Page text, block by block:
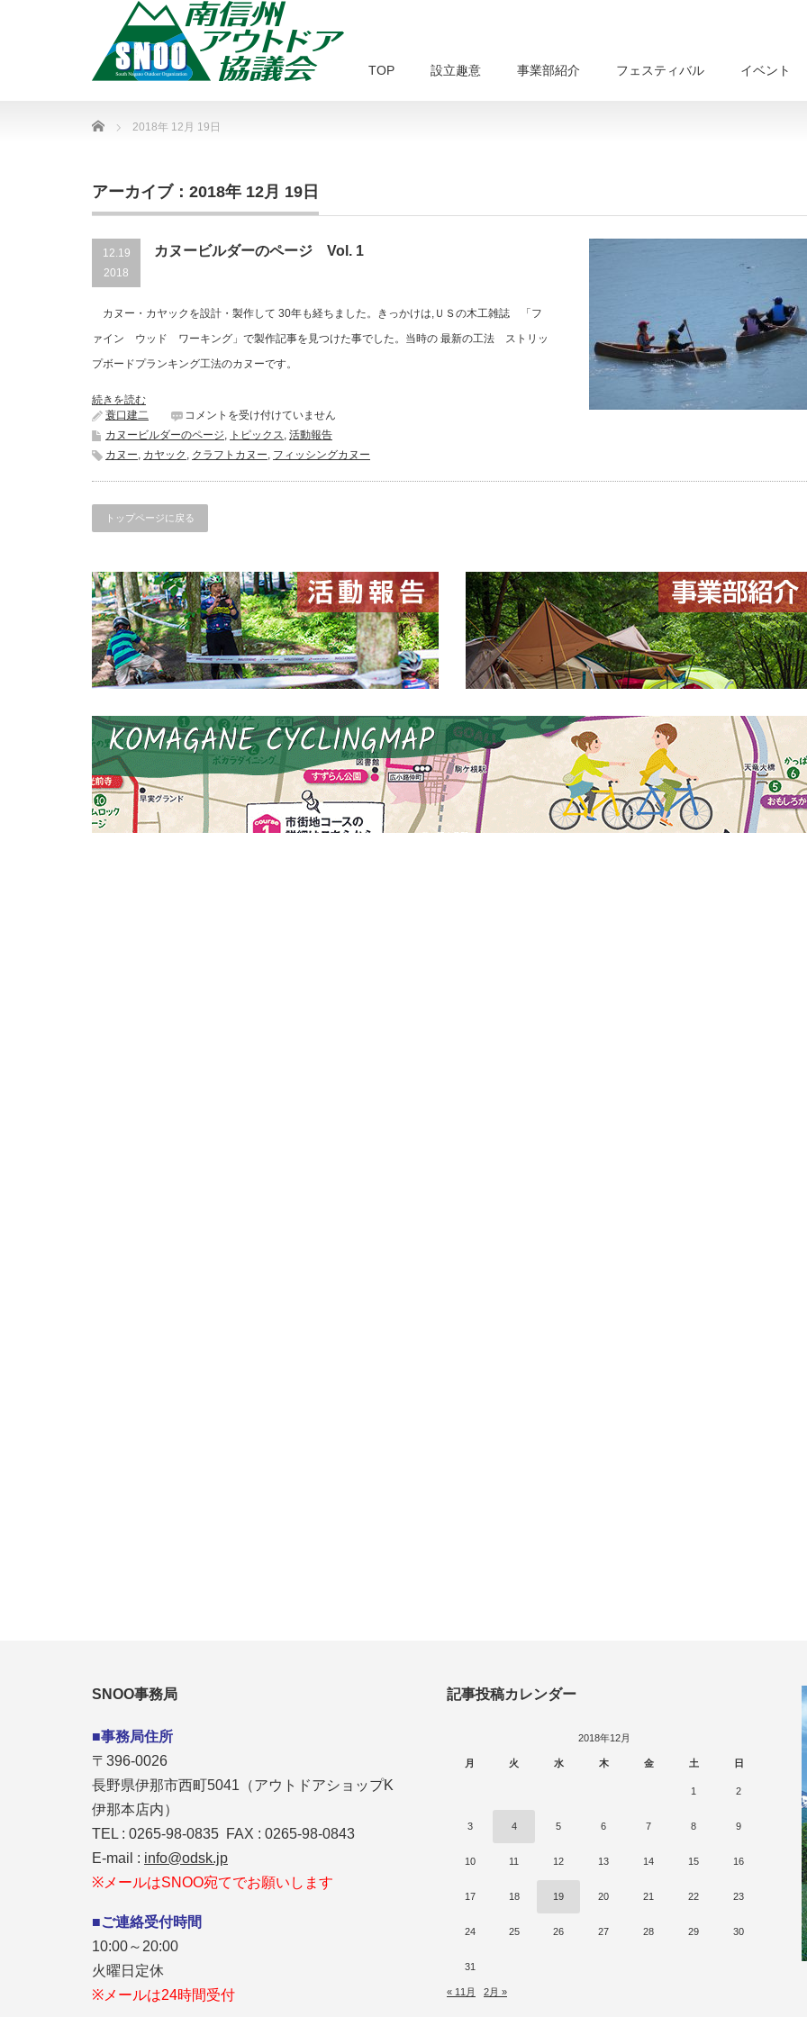
TOP 設立趣意 事業部紹介 フェスティバル イベント
Home 2018年 12月 19日
アーカイブ：2018年 12月 19日
12.19
2018
カヌービルダーのページ Vol. 1
カヌー・カヤックを設計・製作して 30年も経ちました。きっかけは,ＵＳの木工雑誌 「フ
ァイン ウッド ワーキング」で製作記事を見つけた事でした。当時の 最新の工法 ストリッ
プボードプランキング工法のカヌーです。
続きを読む
蓑口建二
カ
ヌ
ビ
ー
の
Vol.
1
は
コメントを受け付けていません
カヌービルダーのページ, トピックス, 活動報告
カヌー, カヤック , クラフトカヌー, フィッシングカヌー
トップページに戻る
SNOO事務局
■事務局住所
〒396-0026
長野県伊那市西町5041（アウトドアショップK
伊那本店内）
TEL : 0265-98-0835 FAX : 0265-98-0843
E-mail : info@odsk.jp
※メールはSNOO宛てでお願いします
■ご連絡受付時間
10:00～20:00
火曜日定休
※メールは24時間受付
記事投稿カレンダー
2018年12月
月 火 水 木 金 土 日
1 2
3 4 5 6 7 8 9
10 11 12 13 14 15 16
17 18 19 20 21 22 23
24 25 26 27 28 29 30
31
« 11月 2月 »